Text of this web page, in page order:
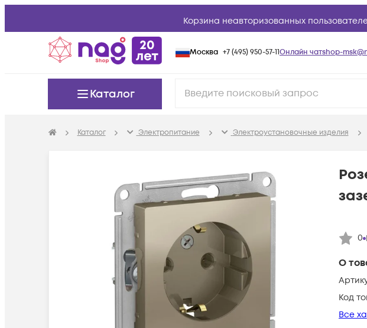
Корзина неавторизованных
Москва +7 (495) 950-57-11Онлайн чатshop-
Каталог
Каталог Электропитание Электроустановочные изделия
О
Код
Все
0